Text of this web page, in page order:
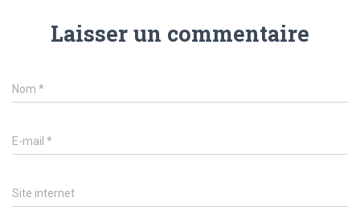
Laisser un commentaire
Nom *
E-mail *
Site internet